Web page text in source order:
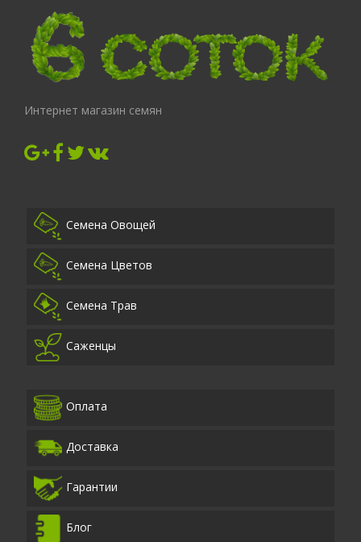
Интернет магазин семян
Семена Овощей
Семена Цветов
Семена Трав
Саженцы
Оплата
Доставка
Гарантии
Блог